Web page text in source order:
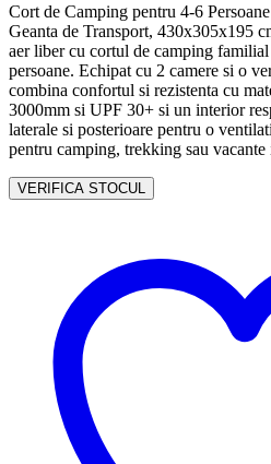
Cort de Camping pentru 4-6
Geanta de Transport, 430x305x195
aer liber cu cortul de camping
persoane. Echipat cu 2 camere si o
combina confortul si rezistenta cu
3000mm si UPF 30+ si un interior
laterale si posterioare pentru o
pentru camping, trekking sau
VERIFICA STOCUL